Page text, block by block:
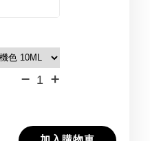
- +